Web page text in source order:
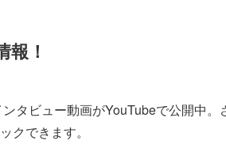
！
タビュー動画がYouTubeで公開中
クできます。